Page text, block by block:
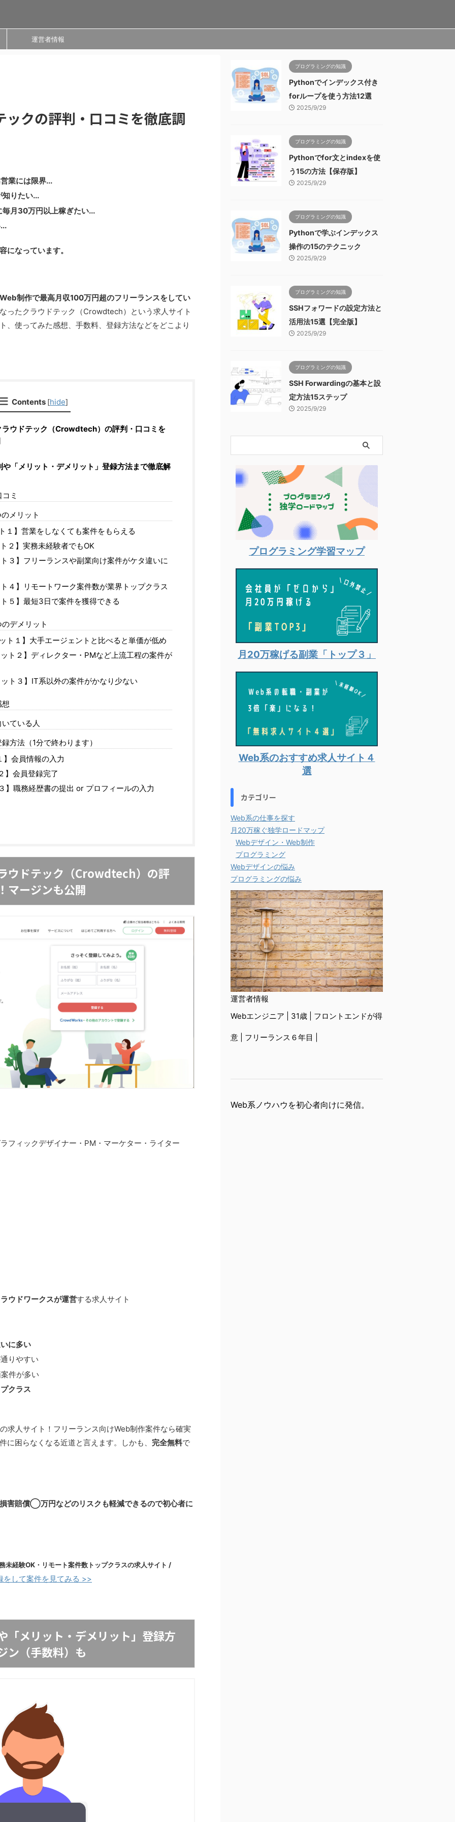
運営者情報
ックの評判・口コミを徹底調
業には限界...
りたい...
月30万円以上稼ぎたい...
になっています。
制作で最高月収100万円超のフリーランスをしてい
ったクラウドテック（Crowdtech）という求人サイト
、使ってみた感想、手数料、登録方法などをどこより
Contents [hide]
ウドテック（Crowdtech）の評判・口コミを
「メリット・デメリット」登録方法まで徹底解
ミ
メリット
１】営業をしなくても案件をもらえる
２】実務未経験者でもOK
３】フリーランスや副業向け案件がケタ違いに
４】リモートワーク案件数が業界トップクラス
５】最短3日で案件を獲得できる
デメリット
ト１】大手エージェントと比べると単価が低め
ト２】ディレクター・PMなど上流工程の案件が
ト３】IT系以外の案件がかなり少ない
ている人
方法（1分で終わります）
会員情報の入力
】会員登録完了
】職務経歴書の提出 or プロフィールの入力
ウドテック（Crowdtech）の評
マージンも公開
フィックデザイナー・PM・マーケター・ライター
ウドワークスが運営する求人サイト
に多い
りやすい
件が多い
クラス
求人サイト！フリーランス向けWeb制作案件なら確実
に困らなくなる近道と言えます。しかも、 完全無料で
損害賠償◯万円などのリスクも軽減できるので初心者に
未経験OK・ リモート案件数トップクラスの求人サイト /
をして案件を見てみる >>
「メリット・デメリット」登録方
ン（手数料）も
プログラミングの知識
Pythonでインデックス付き
forループを使う方法12選
2025/9/29
プログラミングの知識
Pythonでfor文とindexを使
う15の方法【保存版】
2025/9/29
プログラミングの知識
Pythonで学ぶインデックス
操作の15のテクニック
2025/9/29
プログラミングの知識
SSHフォワードの設定方法と
活用法15選【完全版】
2025/9/29
プログラミングの知識
SSH Forwardingの基本と設
定方法15ステップ
2025/9/29
プログラミング学習マップ
月20万稼げる副業「トップ３」
Web系のおすすめ求人サイト４
選
カテゴリー
Web系の仕事を探す
月20万稼ぐ独学ロードマップ
Webデザイン・Web制作
プログラミング
Webデザインの悩み
プログラミングの悩み
運営者情報
Webエンジニア | 31歳 | フロントエンドが得
意 | フリーランス６年目 |
Web系ノウハウを初心者向けに発信。